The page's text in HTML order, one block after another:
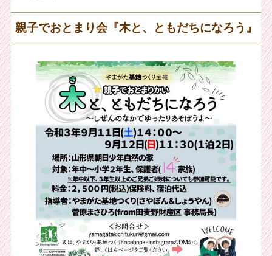
親子でおとまり会『木と、ともだちになろう』